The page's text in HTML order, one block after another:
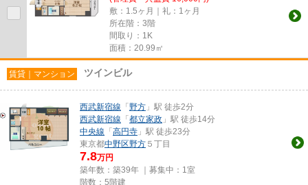
敷：1.5ヶ月｜礼：1ヶ月
所在階：3階
間取り：1K
面積：20.99㎡
賃貸｜マンション ツインビル
西武新宿線 「 野方 」駅 徒歩2分
西武新宿線 「 都立家政 」駅 徒歩14分
中央線 「 高円寺 」駅 徒歩23分
東京都中野区野方 ５丁目
7.8万円
築年数：築39年 ｜募集中： 1室
階数：5階建